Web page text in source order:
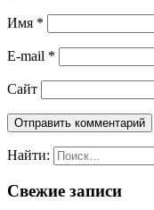
Имя *
E-mail *
Сайт
Найти:
Свежие записи